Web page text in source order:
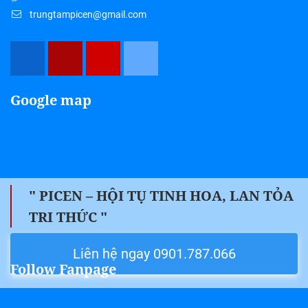
" PICEN – HỘI TỤ TINH HOA, LAN TỎA
TRI THỨC "
Liên hệ ngay 0901.787.066
trungtampicen@gmail.com
Google map
Follow Fanpage